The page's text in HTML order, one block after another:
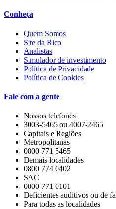
Conheça
Quem Somos
Site da Rico
Analistas
Simulador de investimento
Política de Privacidade
Política de Cookies
Fale com a gente
Nossos telefones
3003-5465 ou 4007-2465
Capitais e Regiões
Metropolitanas
0800 771 5465
Demais localidades
0800 774 0402
SAC
0800 771 0101
Deficientes auditivos ou de
Para todas as localidades